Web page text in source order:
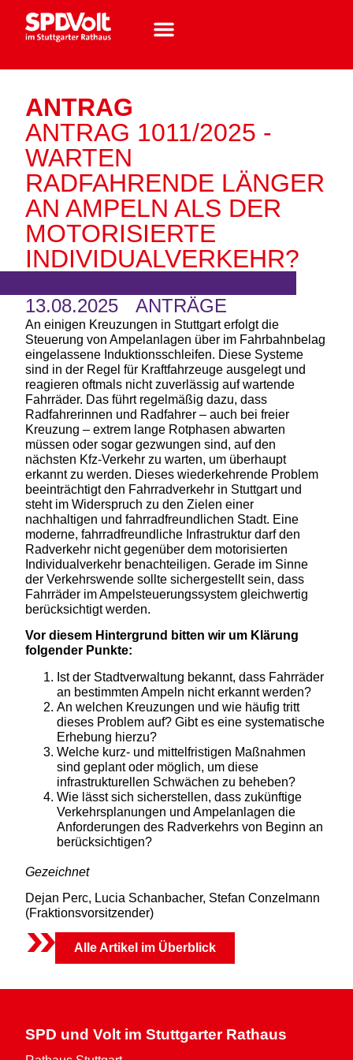
ANTRAG
ANTRAG 1011/2025 -
WARTEN
RADFAHRENDE LÄNGER
AN AMPELN ALS DER
MOTORISIERTE
INDIVIDUALVERKEHR?
13.08.2025 ANTRÄGE
An einigen Kreuzungen in Stuttgart erfolgt die
Steuerung von Ampelanlagen über im Fahrbahnbelag
eingelassene Induktionsschleifen. Diese Systeme
sind in der Regel für Kraftfahrzeuge ausgelegt und
reagieren oftmals nicht zuverlässig auf wartende
Fahrräder. Das führt regelmäßig dazu, dass
Radfahrerinnen und Radfahrer – auch bei freier
Kreuzung – extrem lange Rotphasen abwarten
müssen oder sogar gezwungen sind, auf den
nächsten Kfz-Verkehr zu warten, um überhaupt
erkannt zu werden. Dieses wiederkehrende Problem
beeinträchtigt den Fahrradverkehr in Stuttgart und
steht im Widerspruch zu den Zielen einer
nachhaltigen und fahrradfreundlichen Stadt. Eine
moderne, fahrradfreundliche Infrastruktur darf den
Radverkehr nicht gegenüber dem motorisierten
Individualverkehr benachteiligen. Gerade im Sinne
der Verkehrswende sollte sichergestellt sein, dass
Fahrräder im Ampelsteuerungssystem gleichwertig
berücksichtigt werden.
Vor diesem Hintergrund bitten wir um Klärung
folgender Punkte:
Ist der Stadtverwaltung bekannt, dass Fahrräder
an bestimmten Ampeln nicht erkannt werden?
An welchen Kreuzungen und wie häufig tritt
dieses Problem auf? Gibt es eine systematische
Erhebung hierzu?
Welche kurz- und mittelfristigen Maßnahmen
sind geplant oder möglich, um diese
infrastrukturellen Schwächen zu beheben?
Wie lässt sich sicherstellen, dass zukünftige
Verkehrsplanungen und Ampelanlagen die
Anforderungen des Radverkehrs von Beginn an
berücksichtigen?
Gezeichnet
Dejan Perc, Lucia Schanbacher, Stefan Conzelmann
(Fraktionsvorsitzender)
Alle Artikel im Überblick
SPD und Volt im Stuttgarter Rathaus